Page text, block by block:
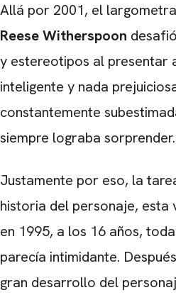
Allá por 2001, el
Reese Witherspoon
y estereotipos al presentar
inteligente y nada
constantemente
siempre lograba sorprender.
Justamente por eso, la
historia del personaje, esta
en 1995, a los 16 años,
parecía intimidante.
gran desarrollo del